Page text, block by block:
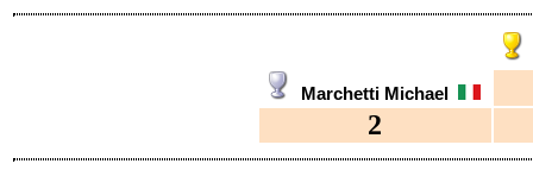
Marchetti Michael
2